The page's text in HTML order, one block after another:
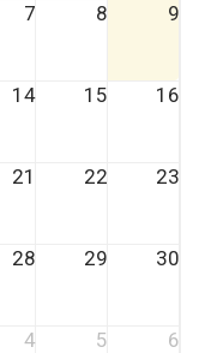
7 8 9
14 15 16
21 22 23
28 29 30
4 5 6